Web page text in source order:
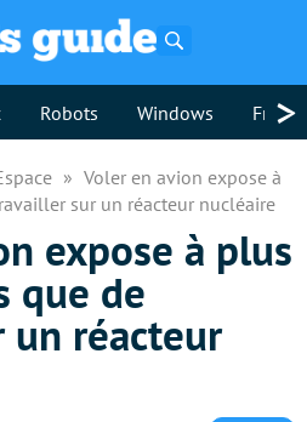
Robots Windows >
Voler en avion expose à
sur un réacteur nucléaire
expose à plus
que de
réacteur